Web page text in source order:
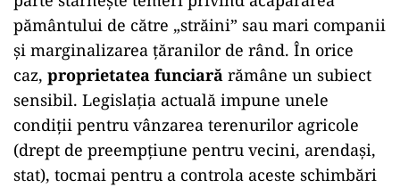
pământului de către „străini” sau mari companii
și marginalizarea țăranilor de rând. În orice
caz, proprietatea funciară rămâne un subiect
sensibil. Legislația actuală impune unele
condiții pentru vânzarea terenurilor agricole
(drept de preempțiune pentru vecini, arendași,
stat), tocmai pentru a controla aceste schimbări